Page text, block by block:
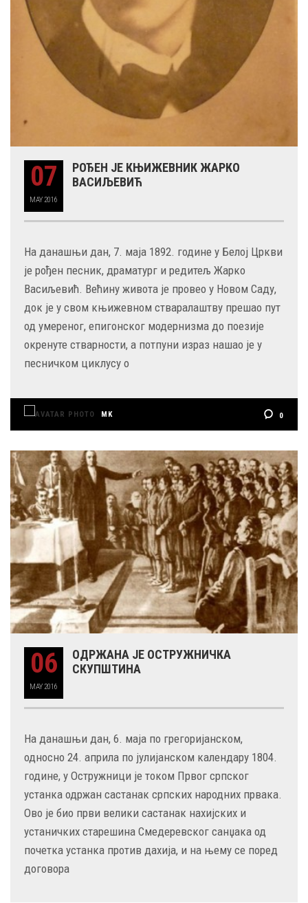
07
MAY 2016
РОЂЕН ЈЕ КЊИЖЕВНИК ЖАРКО
ВАСИЉЕВИЋ
На данашњи дан, 7. маја 1892. године у Белој Цркви
је рођен песник, драматург и редитељ Жарко
Васиљевић. Већину живота је провео у Новом Саду,
док је у свом књижевном стваралаштву прешао пут
од умереног, епигонског модернизма до поезије
окренуте стварности, а потпуни израз нашао је у
песничком циклусу о
MK 0
06
MAY 2016
ОДРЖАНА ЈЕ ОСТРУЖНИЧКА
СКУПШТИНА
На данашњи дан, 6. маја по грегоријанском,
односно 24. априла по јулијанском календару 1804.
године, у Остружници је током Првог српског
устанка одржан састанак српских народних првака.
Ово је био први велики састанак нахијских и
устаничких старешина Смедеревског санџака од
почетка устанка против дахија, и на њему се поред
договора